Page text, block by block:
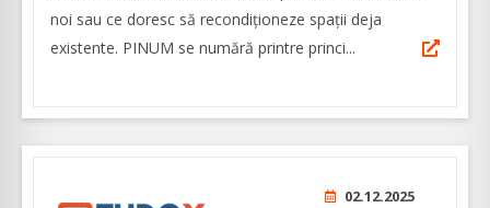
noi sau ce doresc să recondiționeze spații deja
existente. PINUM se numără printre princi...
02.12.2025